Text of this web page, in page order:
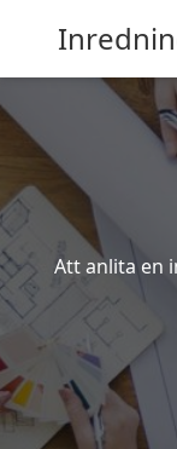
Att anlita en